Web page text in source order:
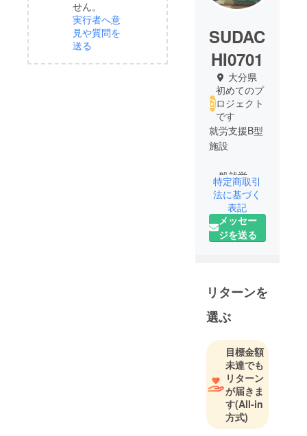
せん。
実行者へ意
見や質問を
送る
SUDAC
HI0701
大分県
初めてのプ
ロジェクト
です
就労支援B型
施設
一般就労
じゃなくて
も、最低賃
金稼げるん
だって思い
作業してい
特定商取引
法に基づく
表記
メッセー
ジを送る
リターンを
選ぶ
目標金額
未達でも
リターン
が届きま
す(All-in
方式)